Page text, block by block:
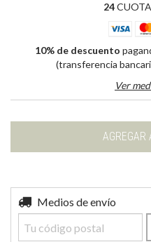
24
10% de descuento
(transferencia
Ver
Entregas para el CP:
Medios de envío